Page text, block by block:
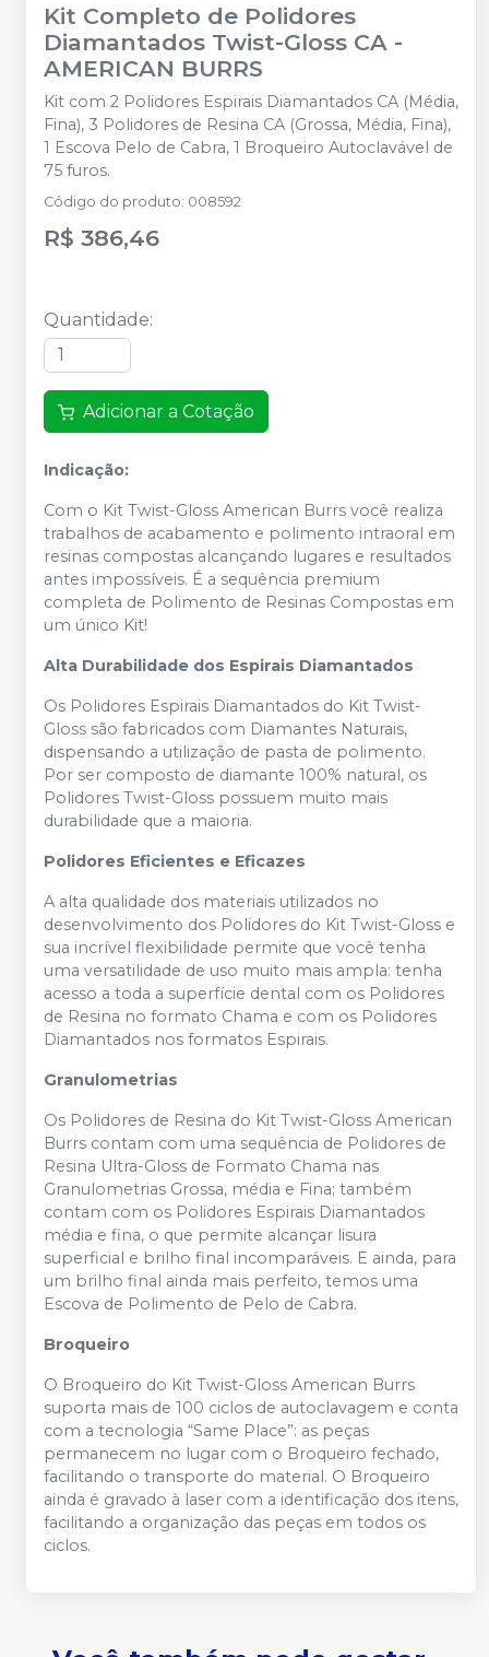
Kit Completo de Polidores
Diamantados Twist-Gloss CA -
AMERICAN BURRS
Kit com 2 Polidores Espirais Diamantados CA (Média,
Fina), 3 Polidores de Resina CA (Grossa, Média, Fina),
1 Escova Pelo de Cabra, 1 Broqueiro Autoclavável de
75 furos.
Código do produto: 008592
R$ 386,46
Quantidade:
Adicionar a Cotação
Indicação:
Com o Kit Twist-Gloss American Burrs você realiza
trabalhos de acabamento e polimento intraoral em
resinas compostas alcançando lugares e resultados
antes impossíveis. É a sequência premium
completa de Polimento de Resinas Compostas em
um único Kit!
Alta Durabilidade dos Espirais Diamantados
Os Polidores Espirais Diamantados do Kit Twist-
Gloss são fabricados com Diamantes Naturais,
dispensando a utilização de pasta de polimento.
Por ser composto de diamante 100% natural, os
Polidores Twist-Gloss possuem muito mais
durabilidade que a maioria.
Polidores Eficientes e Eficazes
A alta qualidade dos materiais utilizados no
desenvolvimento dos Polidores do Kit Twist-Gloss e
sua incrível flexibilidade permite que você tenha
uma versatilidade de uso muito mais ampla: tenha
acesso a toda a superfície dental com os Polidores
de Resina no formato Chama e com os Polidores
Diamantados nos formatos Espirais.
Granulometrias
Os Polidores de Resina do Kit Twist-Gloss American
Burrs contam com uma sequência de Polidores de
Resina Ultra-Gloss de Formato Chama nas
Granulometrias Grossa, média e Fina; também
contam com os Polidores Espirais Diamantados
média e fina, o que permite alcançar lisura
superficial e brilho final incomparáveis. E ainda, para
um brilho final ainda mais perfeito, temos uma
Escova de Polimento de Pelo de Cabra.
Broqueiro
O Broqueiro do Kit Twist-Gloss American Burrs
suporta mais de 100 ciclos de autoclavagem e conta
com a tecnologia “Same Place”: as peças
permanecem no lugar com o Broqueiro fechado,
facilitando o transporte do material. O Broqueiro
ainda é gravado à laser com a identificação dos itens,
facilitando a organização das peças em todos os
ciclos.